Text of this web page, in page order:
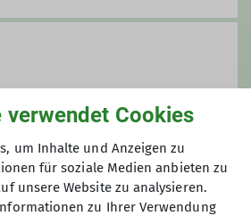
verwendet Cookies
um Inhalte und Anzeigen zu
für soziale Medien anbieten zu
unsere Website zu analysieren.
zu Ihrer Verwendung